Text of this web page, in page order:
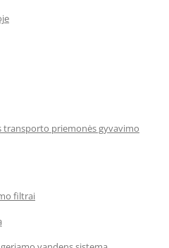
priemonės gyvavimo
filtrai